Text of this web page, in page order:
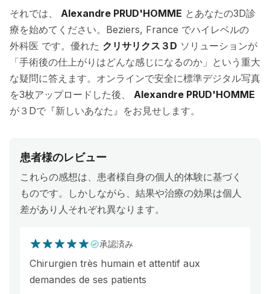
それでは、 Alexandre PRUD'HOMME とあなたの3D診
療を始めてください。Beziers, France でハイレベルの
外科医 です。優れた クリサリクス３D ソリューションが
「手術後の仕上がりはどんな感じになるのか」という重大
な疑問に答えます。オンラインで安全に標準デジタル写真
を3枚アップロードした後、 Alexandre PRUD'HOMME
が３Dで『新しいあなた』をお見せします。
患者様のレビュー
これらの感想は、患者様自身の個人的体験に基づく
ものです。しかしながら、結果や治療の効果は個人
差があり人それぞれ異なります。
承認済み
Chirurgien très humain et attentif aux
demandes de ses patients